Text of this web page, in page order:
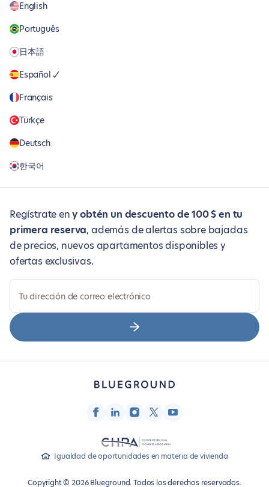
English
Português
日本語
Español
Français
Türkçe
Deutsch
한국어
Regístrate eny obtén un descuento de 100 $ en tu
primera reserva, además de alertas sobre bajadas
de precios, nuevos apartamentos disponibles y
ofertas exclusivas.
Tu dirección de correo electrónico
Igualdad de oportunidades en materia de vivienda
Copyright © 2026 Blueground. Todos los derechos reservados.